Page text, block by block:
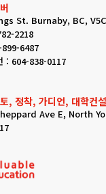
St. Burnaby, BC,
2218
6487
: 604-838-0117
, 정착, 가디언, 대학컨
Ave E, North